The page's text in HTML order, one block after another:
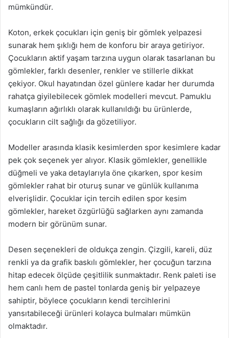
mümkündür.
Koton, erkek çocukları için geniş bir gömlek yelpazesi
sunarak hem şıklığı hem de konforu bir araya getiriyor.
Çocukların aktif yaşam tarzına uygun olarak tasarlanan bu
gömlekler, farklı desenler, renkler ve stillerle dikkat
çekiyor. Okul hayatından özel günlere kadar her durumda
rahatça giyilebilecek gömlek modelleri mevcut. Pamuklu
kumaşların ağırlıklı olarak kullanıldığı bu ürünlerde,
çocukların cilt sağlığı da gözetiliyor.
Modeller arasında klasik kesimlerden spor kesimlere kadar
pek çok seçenek yer alıyor. Klasik gömlekler, genellikle
düğmeli ve yaka detaylarıyla öne çıkarken, spor kesim
gömlekler rahat bir oturuş sunar ve günlük kullanıma
elverişlidir. Çocuklar için tercih edilen spor kesim
gömlekler, hareket özgürlüğü sağlarken aynı zamanda
modern bir görünüm sunar.
Desen seçenekleri de oldukça zengin. Çizgili, kareli, düz
renkli ya da grafik baskılı gömlekler, her çocuğun tarzına
hitap edecek ölçüde çeşitlilik sunmaktadır. Renk paleti ise
hem canlı hem de pastel tonlarda geniş bir yelpazeye
sahiptir, böylece çocukların kendi tercihlerini
yansıtabileceği ürünleri kolayca bulmaları mümkün
olmaktadır.